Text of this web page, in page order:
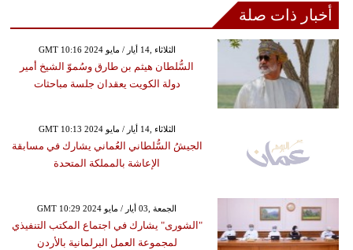
أخبار ذات صلة
GMT 10:16 2024 الثلاثاء ,14 أيار / مايو
السُّلطان هيثم بن طارق وسُموّ الشيخ أمير
دولة الكويت يعقدان جلسة مباحثات
GMT 10:13 2024 الثلاثاء ,14 أيار / مايو
الجيشُ السُّلطاني العُماني يشارك في مسابقة
الإعاشة بالمملكة المتحدة
GMT 10:29 2024 الجمعة ,03 أيار / مايو
"الشورى" يشارك في اجتماع المكتب التنفيذي
لمجموعة العمل البرلمانية بالأردن